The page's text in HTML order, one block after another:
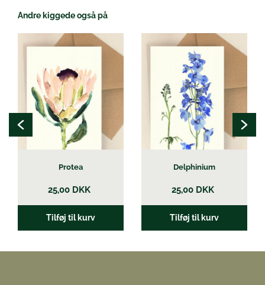
Andre kiggede også på
Protea
25,00 DKK
Tilføj til kurv
Delphinium
25,00 DKK
Tilføj til kurv